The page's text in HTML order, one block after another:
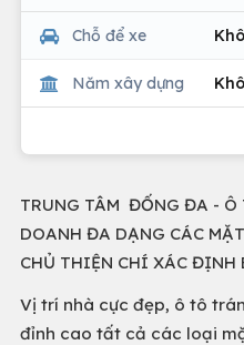
Chỗ để xe
Năm xây dựng
TRUNG TÂM ĐỐNG ĐA - Ô
DOANH ĐA DẠNG CÁC
CHỦ THIỆN CHÍ XÁC ĐỊNH
Vị trí nhà cực đẹp, ô tô
đỉnh cao tất cả các loại